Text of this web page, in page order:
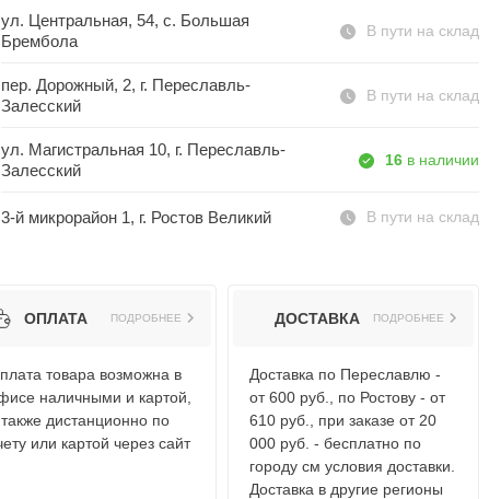
ул. Центральная, 54, c. Большая
Брембола
В пути на склад
пер. Дорожный, 2, г. Переславль-
Залесский
В пути на склад
ул. Магистральная 10, г. Переславль-
Залесский
16 в наличии
3-й микрорайон 1, г. Ростов Великий В пути на склад
ОПЛАТА ПОДРОБНЕЕ
товара возможна в
наличными и картой,
дистанционно по
или картой через сайт
ДОСТАВКА ПОДРОБНЕЕ
Доставка по Переславлю -
от 600 руб., по Ростову - от
610 руб., при заказе от 20
000 руб. - бесплатно по
городу см условия доставки.
Доставка в другие регионы